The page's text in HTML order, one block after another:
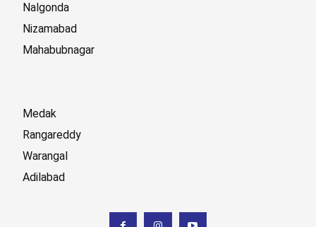
Nalgonda
Nizamabad
Mahabubnagar
Medak
Rangareddy
Warangal
Adilabad